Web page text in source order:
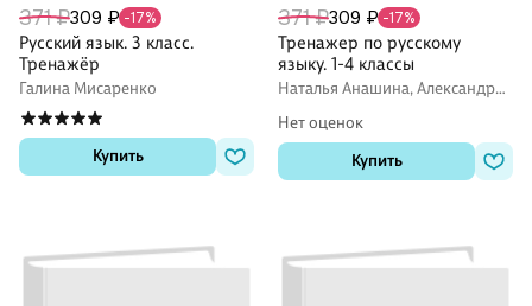
371 ₽309 ₽ -17%
Русский язык. 3 класс.
Тренажёр
Галина Мисаренко
Купить
371 ₽309 ₽ -17%
Тренажер по русскому
языку. 1-4 классы
Наталья Анашина, Александра
Нет оценок
Купить